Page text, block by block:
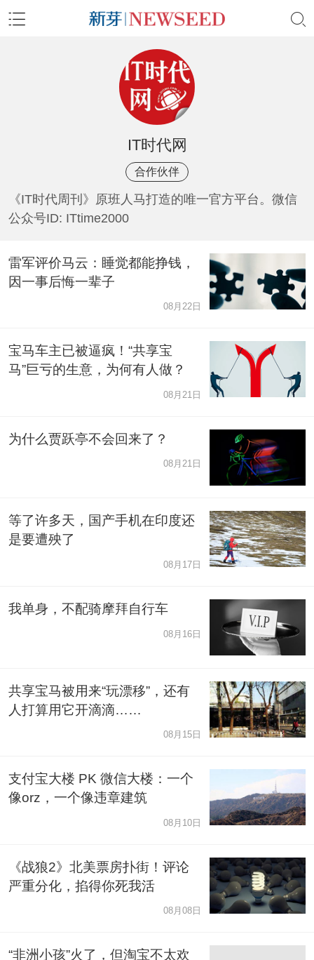
IT时代网
合作伙伴
《IT时代周刊》原班人马打造的唯一官方平台。微信
公众号ID: ITtime2000
雷军评价马云：睡觉都能挣钱，
因一事后悔一辈子
08月22日
宝马车主已被逼疯！“共享宝
马”巨亏的生意，为何有人做？
08月21日
为什么贾跃亭不会回来了？
08月21日
等了许多天，国产手机在印度还
是要遭殃了
08月17日
我单身，不配骑摩拜自行车
08月16日
共享宝马被用来“玩漂移”，还有
人打算用它开滴滴……
08月15日
支付宝大楼 PK 微信大楼：一个
像orz，一个像违章建筑
08月10日
《战狼2》北美票房扑街！评论
严重分化，掐得你死我活
08月08日
“非洲小孩”火了，但淘宝不太欢